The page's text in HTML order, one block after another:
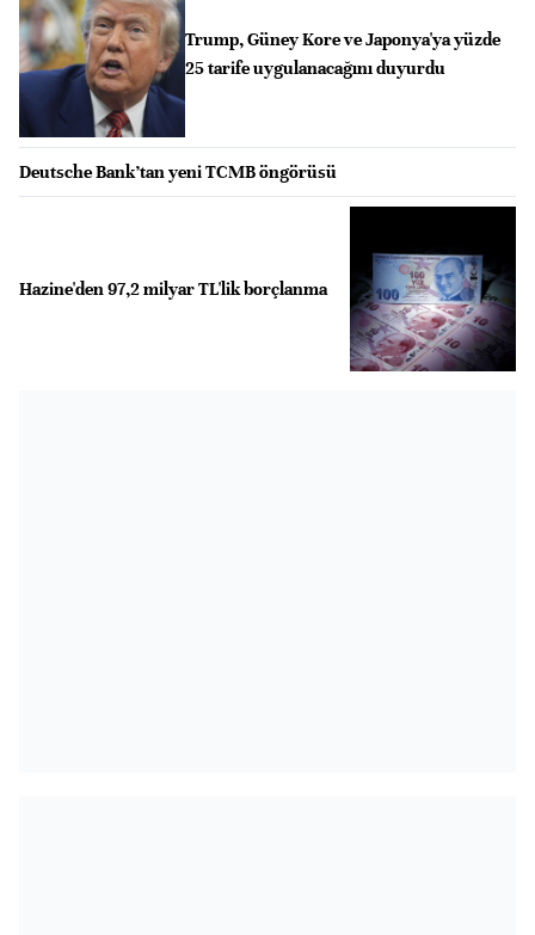
Trump, Güney Kore ve Japonya'ya yüzde
25 tarife uygulanacağını duyurdu
Deutsche Bank’tan yeni TCMB öngörüsü
Hazine'den 97,2 milyar TL'lik borçlanma